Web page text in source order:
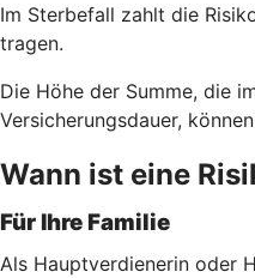
Im Sterbefall zahlt die
tragen.
Die Höhe der Summe, die
Versicherungsdauer,
Wann ist eine
Für Ihre Familie
Als Hauptverdienerin oder